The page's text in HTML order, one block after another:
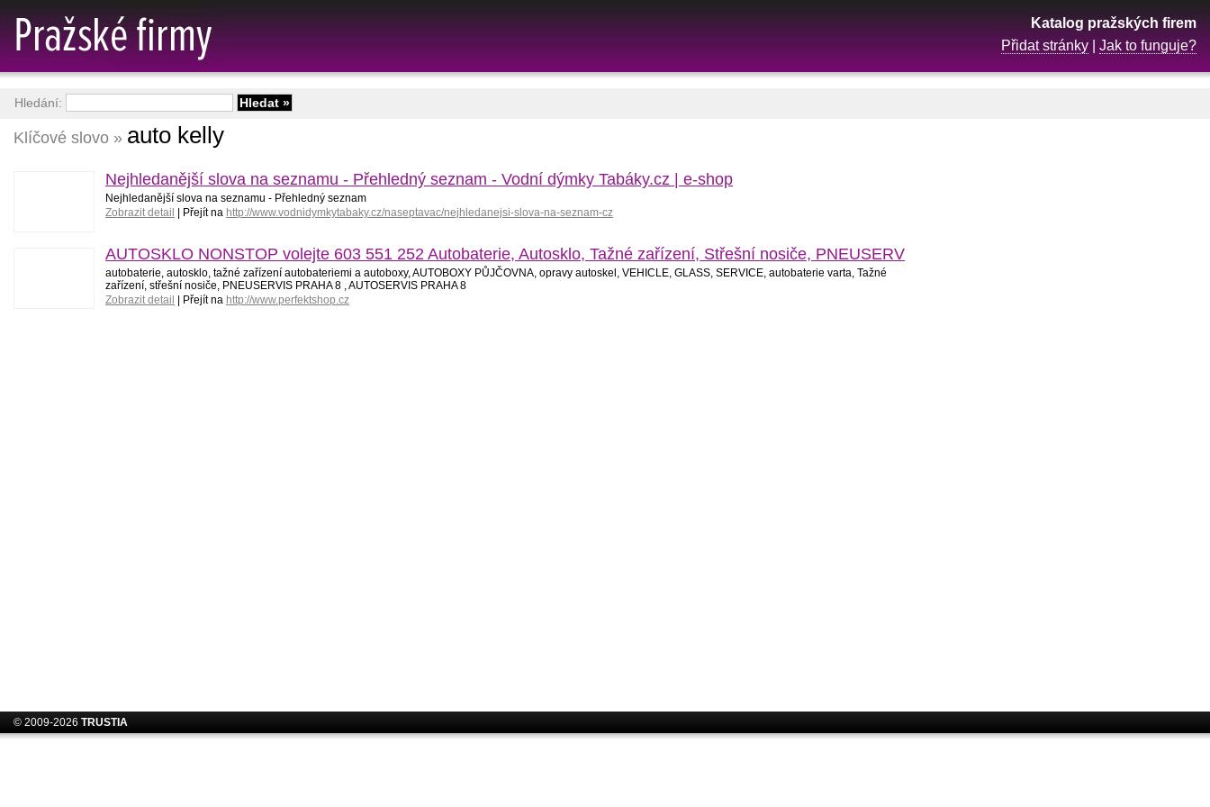
Klíčové slovo » auto kelly
Nejhledanější slova na seznamu - Přehledný seznam - Vodní dýmky Tabáky.cz | e-shop
Nejhledanější slova na seznamu - Přehledný seznam
Zobrazit detail
| Přejít na http://www.vodnidymkytabaky.cz/naseptavac/nejhledanejsi-slova-na-seznam-cz
AUTOSKLO NONSTOP volejte 603 551 252 Autobaterie, Autosklo, Tažné zařízení, Střešní nosiče, PNEUSERV
autobaterie, autosklo, tažné zařízení autobateriemi a autoboxy, AUTOBOXY PŮJČOVNA, opravy autoskel, VEHICLE, GLASS, SERVICE, autobaterie varta, Tažné
zařízení, střešní nosiče, PNEUSERVIS PRAHA 8 , AUTOSERVIS PRAHA 8
Zobrazit detail
| Přejít na http://www.perfektshop.cz
Katalog pražských firem
Přidat stránky
Jak to funguje?
Hledání:
© 2009-2026 TRUSTIA